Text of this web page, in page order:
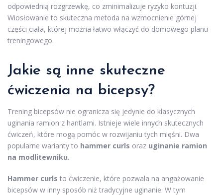
odpowiednią rozgrzewkę, co zminimalizuje ryzyko kontuzji.
Wiosłowanie to skuteczna metoda na wzmocnienie górnej
części ciała, której można łatwo włączyć do domowego planu
treningowego.
Jakie są inne skuteczne
ćwiczenia na bicepsy?
Trening bicepsów nie ogranicza się jedynie do klasycznych
uginania ramion z hantlami. Istnieje wiele innych skutecznych
ćwiczeń, które mogą pomóc w rozwijaniu tych mięśni. Dwa
popularne warianty to hammer curls oraz uginanie ramion
na modlitewniku.
Hammer curls to ćwiczenie, które pozwala na angażowanie
bicepsów w inny sposób niż tradycyjne uginanie. W tym